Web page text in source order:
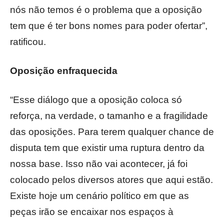
nós não temos é o problema que a oposição
tem que é ter bons nomes para poder ofertar”,
ratificou.
Oposição enfraquecida
“Esse diálogo que a oposição coloca só
reforça, na verdade, o tamanho e a fragilidade
das oposições. Para terem qualquer chance de
disputa tem que existir uma ruptura dentro da
nossa base. Isso não vai acontecer, já foi
colocado pelos diversos atores que aqui estão.
Existe hoje um cenário político em que as
peças irão se encaixar nos espaços à